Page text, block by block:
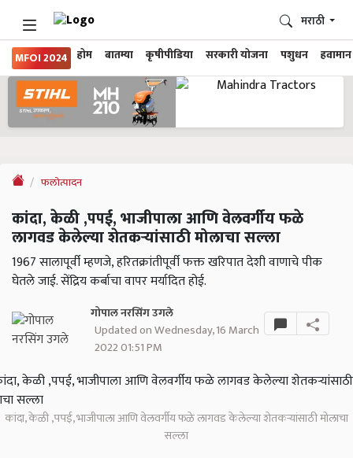
MFOI 2024 होम बातम्या कृषीपीडिया सरकारी योजना पशुधन हवामान
मराठी
फलोत्पादन
कांदा, केळी ,पपई, भाजीपाला आणि वेलवर्गीय फळे
लागवड केलेल्या शेतकऱ्यांसाठी मोलाचा सल्ला
1967 सालापूर्वी म्हणजे, हरितक्रांतीपूर्वी फक्त खरिपात देशी वाणाचे पीक
घेतले जाई. सेंद्रिय कर्बाचा वापर मर्यादित होई.
गोपाल नरसिंग उगले
Updated on Wednesday, 16 March
2022 01:51 PM
कांदा, केळी ,पपई, भाजीपाला आणि वेलवर्गीय फळे लागवड केलेल्या शेतकऱ्यांसाठी मोलाचा
सल्ला